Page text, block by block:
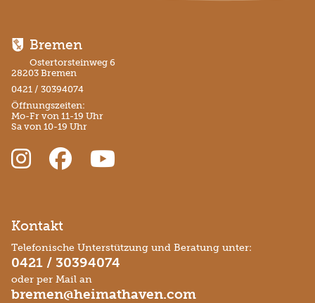
Bremen
Ostertorsteinweg 6
28203 Bremen
0421 / 30394074
Öffnungszeiten:
Mo-Fr von 11-19 Uhr
Sa von 10-19 Uhr
Kontakt
Telefonische Unterstützung und Beratung unter:
0421 / 30394074
oder per Mail an
bremen@heimathaven.com